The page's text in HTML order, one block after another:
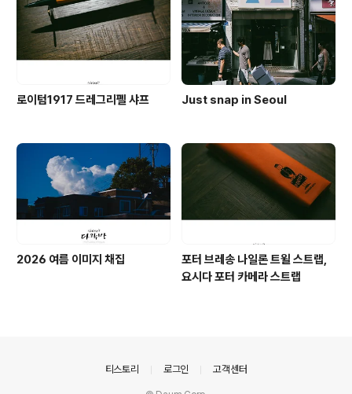
서지
로이텀1917 드레그리펠 샤프 Just snap in Seoul
2026 여름 이미지 채집
포터 브레송 나일론 트윌 스트랩,
요시다 포터 카메라 스트랩
티스토리 로그인 고객센터